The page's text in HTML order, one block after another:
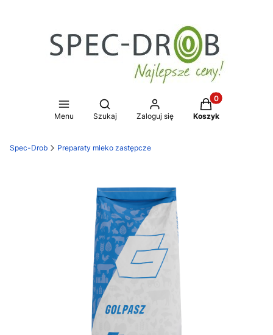
Menu
Otwórz wyszukiwarkę
Szukaj Zaloguj się
Produkty w
Koszyk
Spec-Drob Preparaty mleko zastępcze